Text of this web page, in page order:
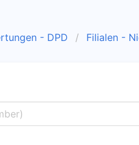
- DPD Filialen -